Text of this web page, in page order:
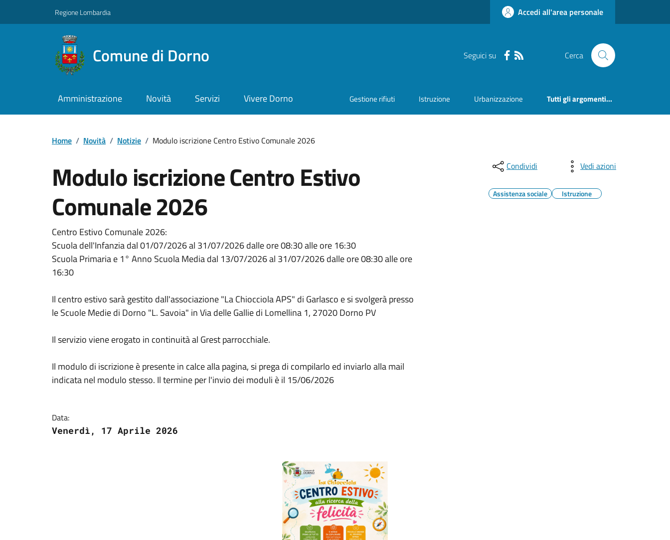
Regione Lombardia Accedi all'area personale
Comune di Dorno Seguici su Cerca
Amministrazione Novità Servizi Vivere Dorno Gestione rifiuti Istruzione Urbanizzazione Tutti gli argomenti...
Home / Novità / Notizie / Modulo iscrizione Centro Estivo Comunale 2026
Modulo iscrizione Centro Estivo
Comunale 2026
Centro Estivo Comunale 2026:
Scuola dell'Infanzia dal 01/07/2026 al 31/07/2026 dalle ore 08:30 alle ore 16:30
Scuola Primaria e 1° Anno Scuola Media dal 13/07/2026 al 31/07/2026 dalle ore 08:30 alle ore
16:30
Il centro estivo sarà gestito dall'associazione "La Chiocciola APS" di Garlasco e si svolgerà presso
le Scuole Medie di Dorno "L. Savoia" in Via delle Gallie di Lomellina 1, 27020 Dorno PV
Il servizio viene erogato in continuità al Grest parrocchiale.
Il modulo di iscrizione è presente in calce alla pagina, si prega di compilarlo ed inviarlo alla mail
indicata nel modulo stesso. Il termine per l'invio dei moduli è il 15/06/2026
Data:
Venerdì, 17 Aprile 2026
Condividi Vedi azioni
Assistenza sociale Istruzione